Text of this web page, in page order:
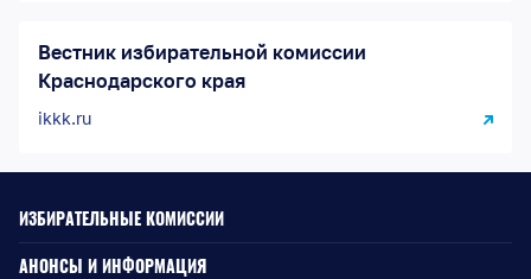
Вестник избирательной комиссии
Краснодарского края
ikkk.ru
ИЗБИРАТЕЛЬНЫЕ КОМИССИИ
АНОНСЫ И ИНФОРМАЦИЯ